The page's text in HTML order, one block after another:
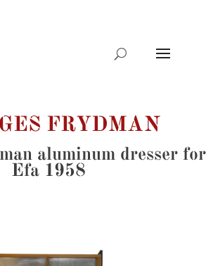
FRYDMAN
aluminum dresser for
Efa 1958